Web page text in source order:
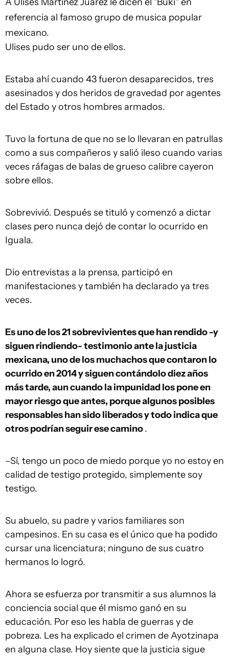
referencia al famoso grupo de musica popular
mexicano.
Ulises pudo ser uno de ellos.
Estaba ahí cuando 43 fueron desaparecidos, tres
asesinados y dos heridos de gravedad por agentes
del Estado y otros hombres armados.
Tuvo la fortuna de que no se lo llevaran en patrullas
como a sus compañeros y salió ileso cuando varias
veces ráfagas de balas de grueso calibre cayeron
sobre ellos.
Sobrevivió. Después se tituló y comenzó a dictar
clases pero nunca dejó de contar lo ocurrido en
Iguala.
Dio entrevistas a la prensa, participó en
manifestaciones y también ha declarado ya tres
veces.
Es uno de los 21 sobrevivientes que han rendido -y
siguen rindiendo- testimonio ante la justicia
mexicana, uno de los muchachos que contaron lo
ocurrido en 2014 y siguen contándolo diez años
más tarde, aun cuando la impunidad los pone en
mayor riesgo que antes, porque algunos posibles
responsables han sido liberados y todo indica que
otros podrían seguir ese camino.
–Sí, tengo un poco de miedo porque yo no estoy en
calidad de testigo protegido, simplemente soy
testigo.
Su abuelo, su padre y varios familiares son
campesinos. En su casa es el único que ha podido
cursar una licenciatura; ninguno de sus cuatro
hermanos lo logró.
Ahora se esfuerza por transmitir a sus alumnos la
conciencia social que él mismo ganó en su
educación. Por eso les habla de guerras y de
pobreza. Les ha explicado el crimen de Ayotzinapa
en alguna clase. Hoy siente que la justicia sigue